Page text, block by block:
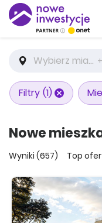
Wybierz miasto
Filtry (1)
Nowe
Wyniki (657) Top